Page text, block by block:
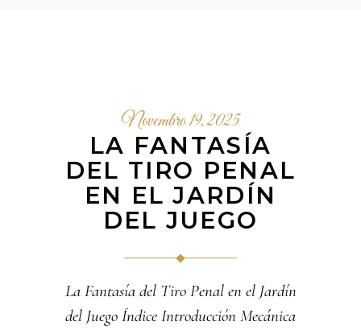
Novembro 19, 2025
LA FANTASÍA
DEL TIRO PENAL
EN EL JARDÍN
DEL JUEGO
La Fantasía del Tiro Penal en el Jardín
del Juego Índice Introducción Mecánica